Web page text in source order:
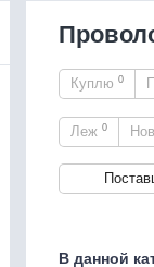
Куплю 0
Леж 0
В данной